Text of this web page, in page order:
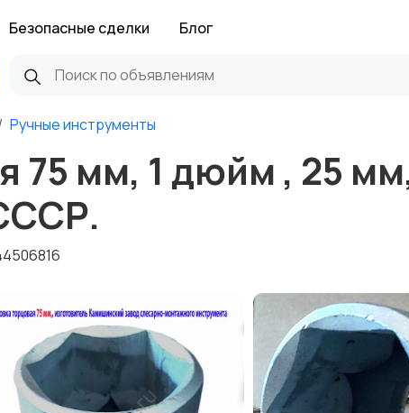
Безопасные сделки Блог
Ручные инструменты
75 мм, 1 дюйм , 25